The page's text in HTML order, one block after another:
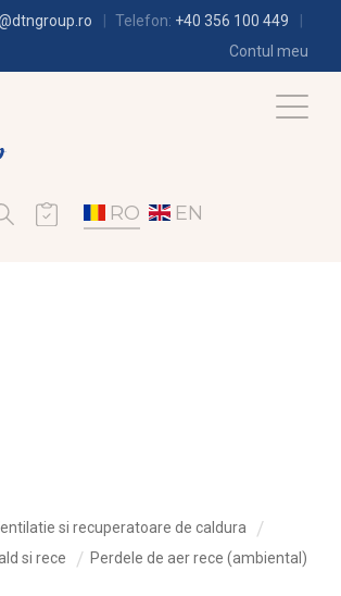
Telefon: +40 356 100 449
Contul meu
RO EN
si recuperatoare de caldura
si rece
Perdele de aer rece (ambiental)